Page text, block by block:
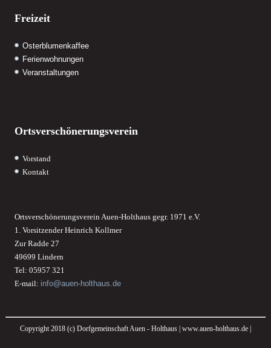
Freizeit
Osterblumenkaffee
Ferienwohnungen
Veranstaltungen
Ortsverschönerungsverein
Vorstand
Kontakt
Ortsverschönerungsverein Auen-Holthaus gegr. 1971 e.V.
1. Vorsitzender Heinrich Kollmer
Zur Radde 27
49699 Lindern
Tel: 05957 321
E-mail: info@auen-holthaus.de
Copyright 2018 (c) Dorfgemeinschaft Auen - Holthaus | www.auen-holthaus.de |